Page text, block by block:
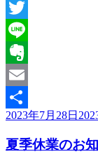
Facebook
Twitter
Line
Evernote
Email
共
有
投
日:
2023年7月28日
夏季休業のお